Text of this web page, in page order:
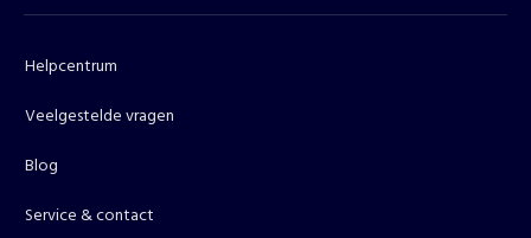
Helpcentrum
Veelgestelde vragen
Blog
Service & contact